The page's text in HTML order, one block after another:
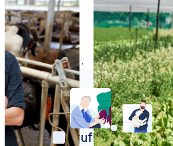
Auf Ihren Beruf abgestimmte